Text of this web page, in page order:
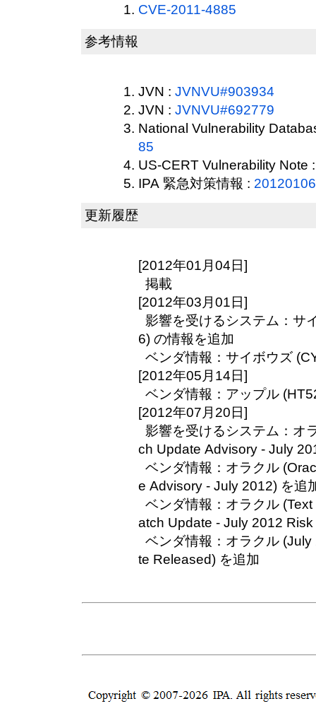
CVE-2011-4885
参考情報
JVN : JVNVU#903934
JVN : JVNVU#692779
National Vulnerability
85
US-CERT Vulnerability Note
IPA 緊急対策情報 :
更新履歴
[2012年01月04日]
掲載
[2012年03月01日]
影響を受けるシステム：サ
6) の情報を追加
ベンダ情報：サイボウズ
[2012年05月14日]
ベンダ情報：アップル
[2012年07月20日]
影響を受けるシステム：オ
ch Update Advisory - July
ベンダ情報：オラクル
e Advisory - July 2012) を追
ベンダ情報：オラクル
atch Update - July 2012
ベンダ情報：オラクル
te Released) を追加